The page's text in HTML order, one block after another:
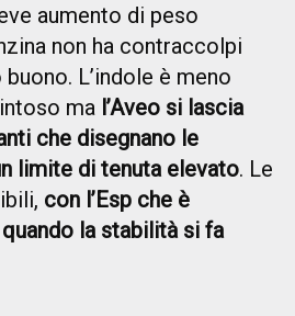
aumento di peso
non ha contraccolpi
L’indole è meno
ma l’Aveo si lascia
che disegnano le
limite di tenuta elevato. Le
con l’Esp che è
la stabilità si fa